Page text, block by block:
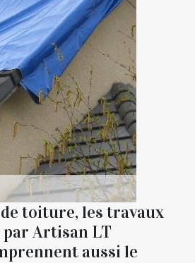
toiture, les travaux
par Artisan LT
aussi le